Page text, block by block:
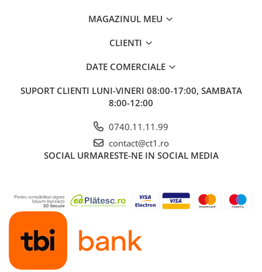
MAGAZINUL MEU
CLIENTI
DATE COMERCIALE
SUPORT CLIENTI LUNI-VINERI 08:00-17:00, SAMBATA
8:00-12:00
0740.11.11.99
contact@ct1.ro
SOCIAL URMARESTE-NE IN SOCIAL MEDIA